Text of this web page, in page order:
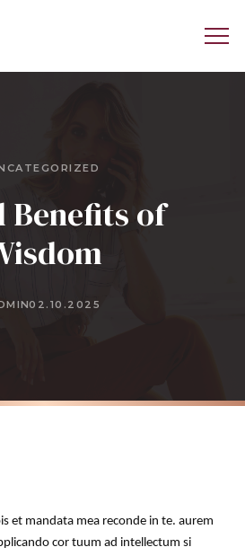
Benefits of
02.10.2025
et mandata mea reconde in te. aurem
cor tuum ad intellectum si